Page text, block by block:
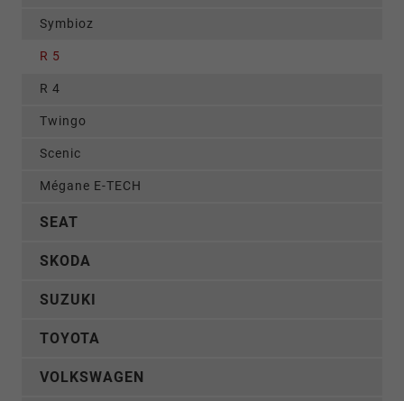
Symbioz
R 5
R 4
Twingo
Scenic
Mégane E-TECH
SEAT
SKODA
SUZUKI
TOYOTA
VOLKSWAGEN